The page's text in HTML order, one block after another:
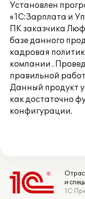
Установлен
«1С:Зарплата и
ПК заказчика
базе данного
кадровая
компании .
правильной
Данный продукт
как достаточно
конфигурации.
и